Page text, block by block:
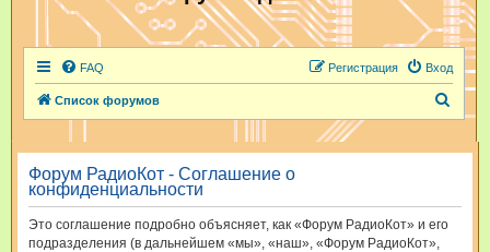
FAQ Вход
Регистрация
Список форумов
и
к
Форум РадиоКот - Соглашение о
конфиденциальности
Это соглашение подробно объясняет, как «Форум РадиоКот» и его
подразделения (в дальнейшем «мы», «наш», «Форум РадиоКот»,